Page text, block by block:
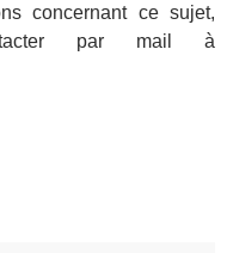
concernant ce sujet,
par mail à